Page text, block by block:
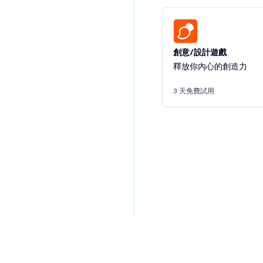
創意/設計遊戲
釋放你內心的創造力
3 天免費試用